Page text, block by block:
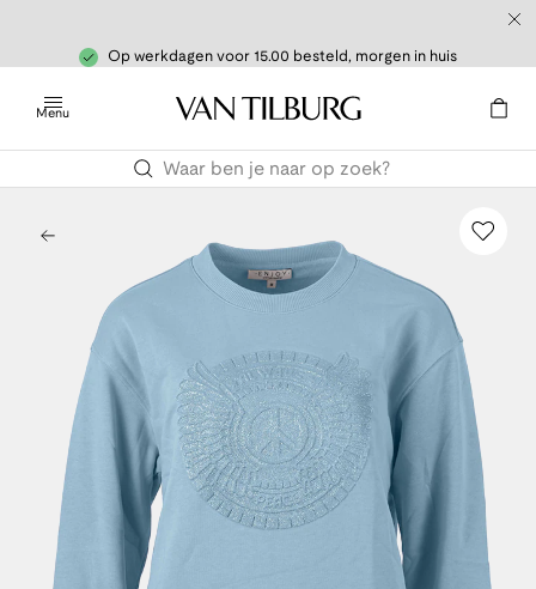
Op werkdagen voor 15.00 besteld, morgen in huis
Menu